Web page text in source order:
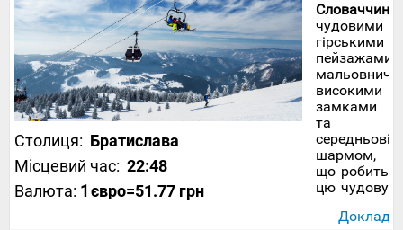
Столиця: Братислава
Місцевий час: 22:48
Валюта: 1 євро=51.77 грн
Словаччина
чудовими
гірськими
пейзажами,
високими
замками
та
шармом,
що робить
цю чудову
країну